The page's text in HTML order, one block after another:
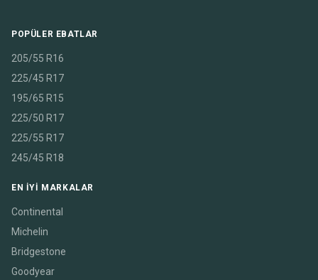
POPÜLER EBATLAR
205/55 R16
225/45 R17
195/65 R15
225/50 R17
225/55 R17
245/45 R18
EN IYI MARKALAR
Continental
Michelin
Bridgestone
Goodyear